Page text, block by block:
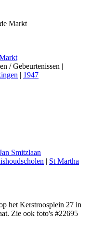
Markt
/ Gebeurtenissen |
| 1947
Smitzlaan
| St Martha
het Kerstroosplein 27 in
Zie ook foto's #22695